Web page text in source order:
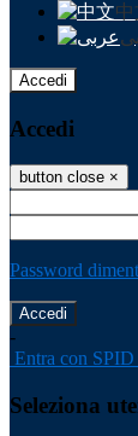
中
Accedi
Accedi
button close ×
Password
-
Entra con SPID
Seleziona